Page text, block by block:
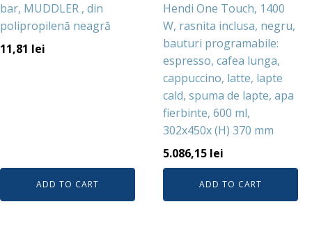
bar, MUDDLER , din
polipropilenă neagră
11,81 lei
ADD TO CART
Hendi One Touch, 1400
W, rasnita inclusa, negru,
bauturi programabile:
espresso, cafea lunga,
cappuccino, latte, lapte
cald, spuma de lapte, apa
fierbinte, 600 ml,
302x450x (H) 370 mm
5.086,15 lei
ADD TO CART